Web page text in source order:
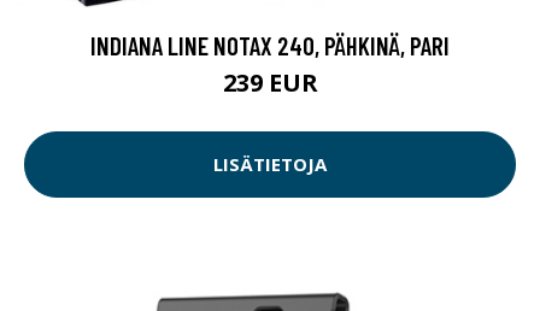
INDIANA LINE NOTAX 240, PÄHKINÄ, PARI
239 EUR
LISÄTIETOJA